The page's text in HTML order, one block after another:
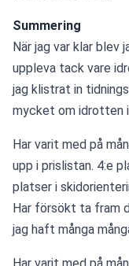
Summering
När jag var klar blev
uppleva tack vare
jag klistrat in
mycket om idrotten
Har varit med på
upp i prislistan. 4:e
platser i
Har försökt ta fram
jag haft många